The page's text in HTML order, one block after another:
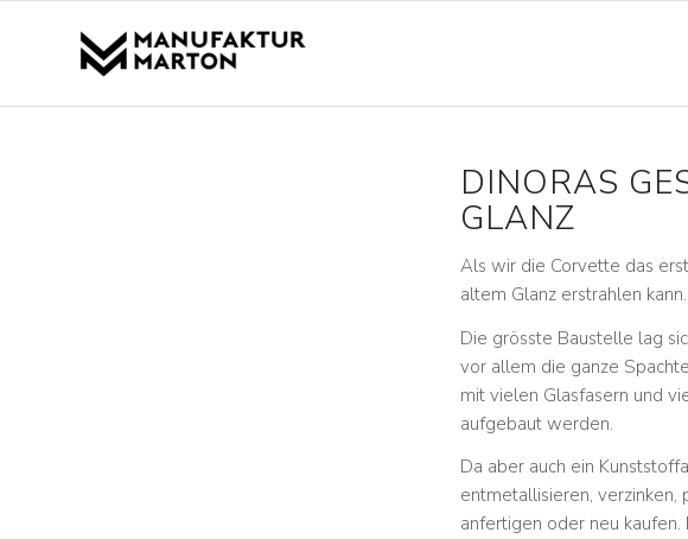
DINORAS
GLANZ
Als wir die Corvette das
altem Glanz erstrahlen
Die grösste Baustelle lag
vor allem die ganze
mit vielen Glasfasern und
aufgebaut werden.
Da aber auch ein
entmetallisieren, verzinken,
anfertigen oder neu